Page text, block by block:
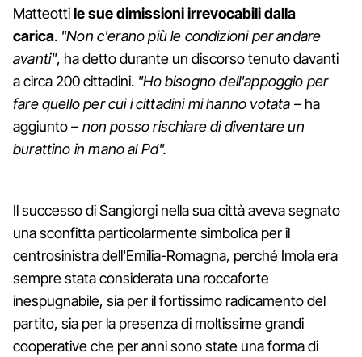
Matteottile sue dimissioni irrevocabili dalla
carica. "Non c'erano più le condizioni per andare
avanti", ha detto durante un discorso tenuto davanti
a circa 200 cittadini. "Ho bisogno dell'appoggio per
fare quello per cui i cittadini mi hanno votata –ha
aggiunto– non posso rischiare di diventare un
burattino in mano al Pd".
Il successo di Sangiorgi nella sua città aveva segnato
una sconfitta particolarmente simbolica per il
centrosinistra dell'Emilia-Romagna, perché Imola era
sempre stata considerata una roccaforte
inespugnabile, sia per il fortissimo radicamento del
partito, sia per la presenza di moltissime grandi
cooperative che per anni sono state una forma di